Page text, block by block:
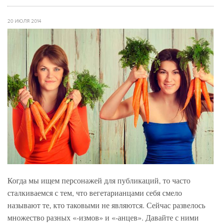
20 ИЮЛЯ 2014
Когда мы ищем персонажей для публикаций, то часто
сталкиваемся с тем, что вегетарианцами себя смело
называют те, кто таковыми не являются. Сейчас развелось
множество разных «-измов» и «-анцев». Давайте с ними